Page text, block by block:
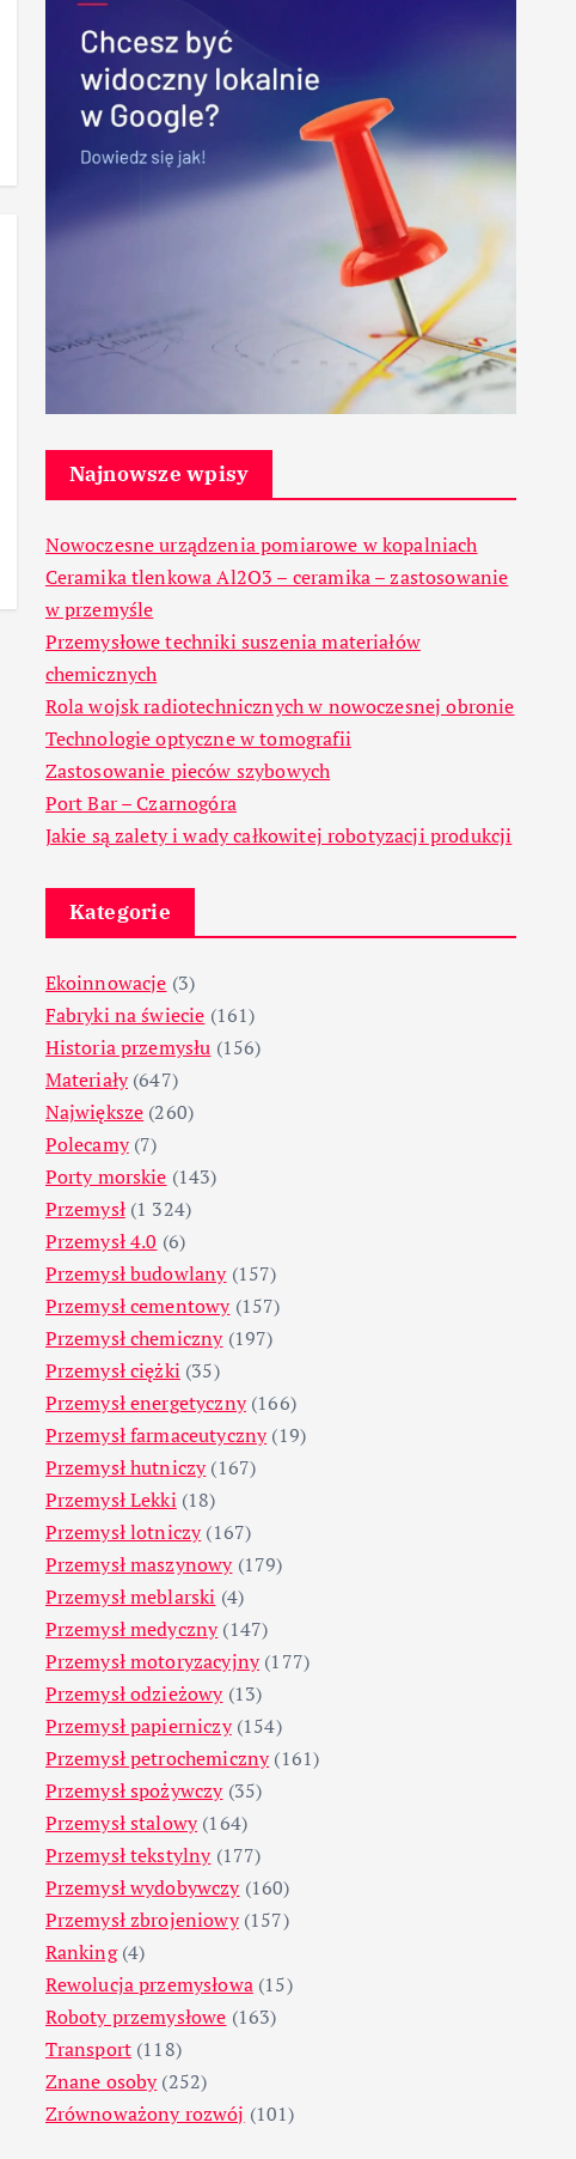
Najnowsze wpisy
Nowoczesne urządzenia pomiarowe w kopalniach
Ceramika tlenkowa Al2O3 – ceramika – zastosowanie
w przemyśle
Przemysłowe techniki suszenia materiałów
chemicznych
Rola wojsk radiotechnicznych w nowoczesnej obronie
Technologie optyczne w tomografii
Zastosowanie pieców szybowych
Port Bar – Czarnogóra
Jakie są zalety i wady całkowitej robotyzacji produkcji
Kategorie
Ekoinnowacje (3)
Fabryki na świecie (161)
Historia przemysłu (156)
Materiały(647)
Największe (260)
Polecamy(7)
Porty morskie (143)
Przemysł(1 324)
Przemysł 4.0 (6)
Przemysł budowlany(157)
Przemysł cementowy(157)
Przemysł chemiczny(197)
Przemysł ciężki (35)
Przemysł energetyczny(166)
Przemysł farmaceutyczny(19)
Przemysł hutniczy(167)
Przemysł Lekki (18)
Przemysł lotniczy(167)
Przemysł maszynowy(179)
Przemysł meblarski (4)
Przemysł medyczny(147)
Przemysł motoryzacyjny(177)
Przemysł odzieżowy(13)
Przemysł papierniczy(154)
Przemysł petrochemiczny(161)
Przemysł spożywczy(35)
Przemysł stalowy(164)
Przemysł tekstylny(177)
Przemysł wydobywczy(160)
Przemysł zbrojeniowy(157)
Ranking(4)
Rewolucja przemysłowa(15)
Roboty przemysłowe (163)
Transport (118)
Znane osoby(252)
Zrównoważony rozwój (101)